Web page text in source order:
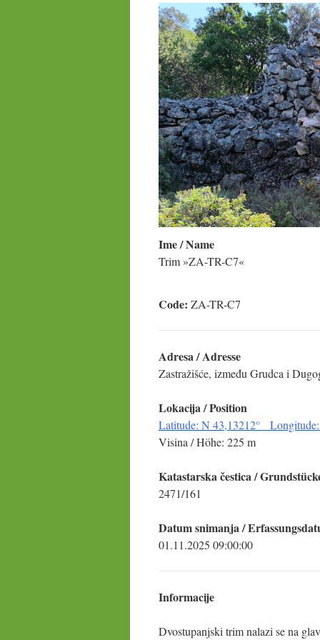
Ime / Name
Trim »ZA-TR-C7«
Code: ZA-TR-
Adresa / Adresse
Zastražišće, između Grudca i
Lokacija / Position
Latitude: N 43,13212° Longitude:
Visina / Höhe: 225 m
Katastarska čestica /
2471/161
Datum snimanja /
01.11.2025 09:00:00
Informacije
Dvostupanjski trim nalazi se na